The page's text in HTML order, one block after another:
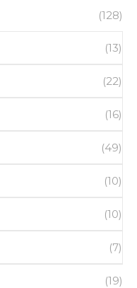
(128)
(13)
(22)
(16)
(49)
(10)
(10)
(7)
(19)